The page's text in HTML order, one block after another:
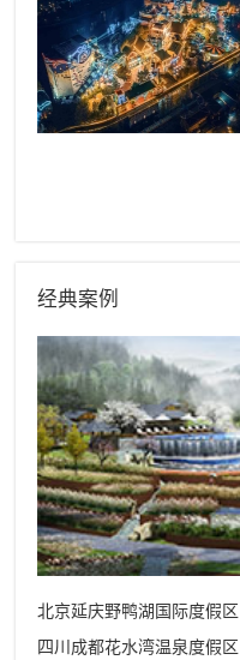
经典案例
北京延庆野鸭湖国际度假区
四川成都花水湾温泉度假区